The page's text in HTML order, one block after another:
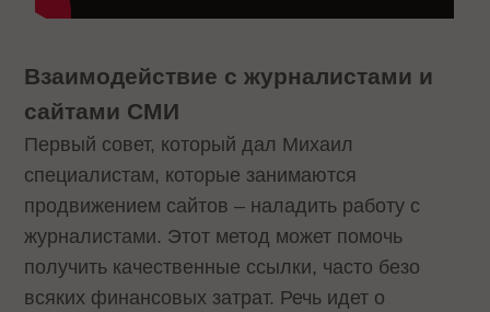
Взаимодействие с журналистами и
сайтами СМИ
Первый совет, который дал Михаил
специалистам, которые занимаются
продвижением сайтов – наладить работу с
журналистами. Этот метод может помочь
получить качественные ссылки, часто безо
всяких финансовых затрат. Речь идет о